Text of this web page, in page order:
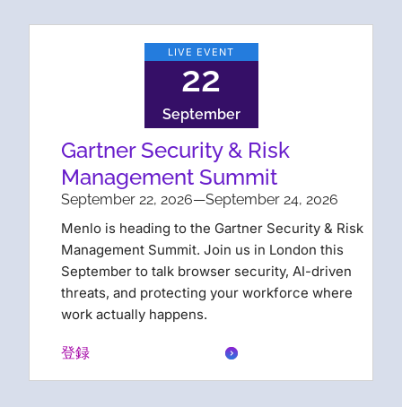
LIVE EVENT
22
September
Gartner Security & Risk
Management Summit
September 22, 2026—September 24, 2026
Menlo is heading to the Gartner Security & Risk
Management Summit. Join us in London this
September to talk browser security, AI-driven
threats, and protecting your workforce where
work actually happens.
登録